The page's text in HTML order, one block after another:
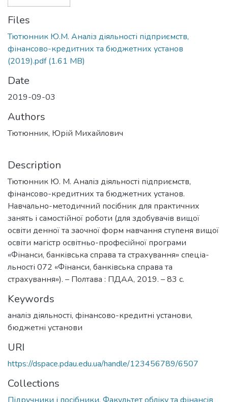
Files
Тютюнник Ю.М. Аналіз діяльності підприємств,
фінансово-кредитних та бюджетних установ
(2019).pdf(1.61 MB)
Date
2019-09-03
Authors
Тютюнник, Юрій Михайлович
Description
Тютюнник Ю. М. Аналіз діяльності підприємств,
фінансово-кредитних та бюджетних установ.
Навчально-методичний посібник для практичних
занять і самостійної роботи (для здобувачів вищої
освіти денної та заочної форм навчання ступеня вищої
освіти магістр освітньо-професійної програми
«Фінанси, банківська справа та страхування» спеціа-
льності 072 «Фінанси, банківська справа та
страхування»). – Полтава : ПДАА, 2019. – 83 с.
Keywords
аналіз діяльності, фінансово-кредитні установи,
бюджетні установи
URI
https://dspace.pdau.edu.ua/handle/123456789/6507
Collections